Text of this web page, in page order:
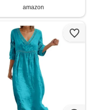
amazon